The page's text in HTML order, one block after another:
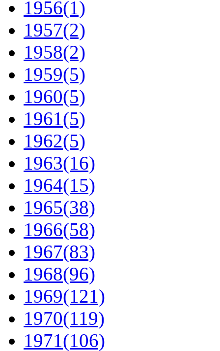
1956(1)
1957(2)
1958(2)
1959(5)
1960(5)
1961(5)
1962(5)
1963(16)
1964(15)
1965(38)
1966(58)
1967(83)
1968(96)
1969(121)
1970(119)
1971(106)